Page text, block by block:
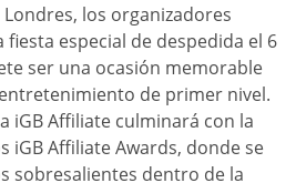
los organizadores
especial de despedida el 6
ser una ocasión memorable
de primer nivel.
iGB Affiliate culminará con la
iGB Affiliate Awards, donde se
sobresalientes dentro de la